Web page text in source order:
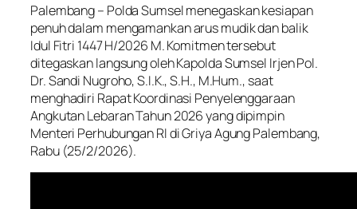
Palembang – Polda Sumsel menegaskan kesiapan
penuh dalam mengamankan arus mudik dan balik
Idul Fitri 1447 H/2026 M. Komitmen tersebut
ditegaskan langsung oleh Kapolda Sumsel Irjen Pol.
Dr. Sandi Nugroho, S.I.K., S.H., M.Hum., saat
menghadiri Rapat Koordinasi Penyelenggaraan
Angkutan Lebaran Tahun 2026 yang dipimpin
Menteri Perhubungan RI di Griya Agung Palembang,
Rabu (25/2/2026).